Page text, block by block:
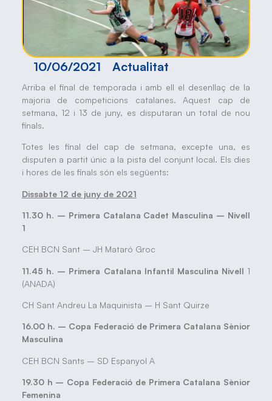
10/06/2021 Actualitat
Arriba el final de temporada i amb ell el desenllaç de la
majoria de competicions catalanes. Aquest cap de
setmana, 12 i 13 de juny, es disputaran un total de nou
finals.
Totes les final del cap de setmana, excepte una, es
disputen a partit únic a la pista del conjunt local. Els dies
i hores de les finals són els següents:
Dissabte 12 de juny de 2021
11.30 h. – Primera Catalana Cadet Masculina – Nivell
1
CEH BCN Sant – JH Mataró Groc
11.45 h. – Primera Catalana Infantil Masculina Nivell 1
(ANADA)
CH Sant Andreu La Maquinista – H Sant Quirze
16.00 h. – Copa Federació de Primera Catalana Sènior
Masculina
CEH BCN Sants – SD Espanyol A
19.30 h – Copa Federació de Primera Catalana Sènior
Femenina